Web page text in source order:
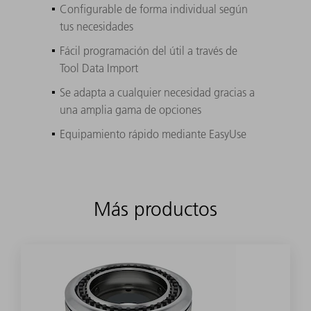
Configurable de forma individual según
tus necesidades
Fácil programación del útil a través de
Tool Data Import
Se adapta a cualquier necesidad gracias a
una amplia gama de opciones
Equipamiento rápido mediante EasyUse
Más productos